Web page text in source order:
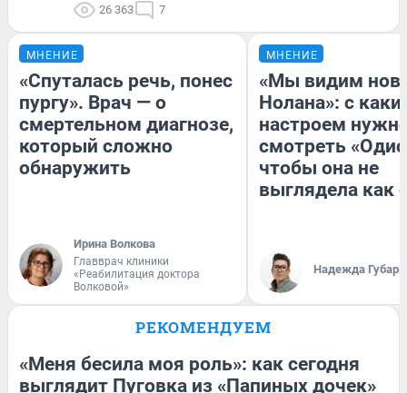
26 363 7
МНЕНИЕ
«Спуталась речь, понес
пургу». Врач — о
смертельном диагнозе,
который сложно
обнаружить
Ирина Волкова
Главврач клиники
«Реабилитация доктора
Волковой»
МНЕНИЕ
«Мы видим
Нолана»: с
настроем
смотреть
чтобы она не
выглядела как
Надежда Губарь
РЕКОМЕНДУЕМ
«Меня бесила моя роль»: как сегодня
выглядит Пуговка из «Папиных дочек»